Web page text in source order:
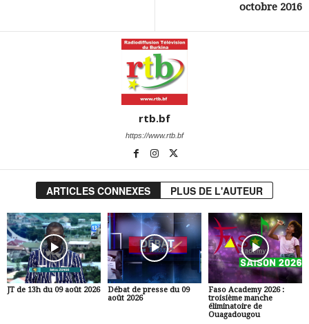
octobre 2016
rtb.bf
https://www.rtb.bf
ARTICLES CONNEXES PLUS DE L'AUTEUR
JT de 13h du 09 août 2026
Débat de presse du 09
août 2026
Faso Academy 2026 :
troisième manche
éliminatoire de
Ouagadougou